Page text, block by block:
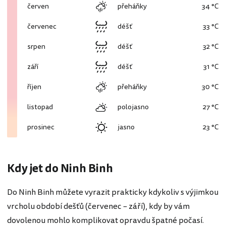
červen
přeháňky
34 °C
červenec
déšť
33 °C
srpen
déšť
32 °C
září
déšť
31 °C
říjen
přeháňky
30 °C
listopad
polojasno
27 °C
prosinec
jasno 23 °C
Kdy jet do Ninh Binh
Do Ninh Binh můžete vyrazit prakticky kdykoliv s výjimkou
vrcholu období dešťů (červenec – září), kdy by vám
dovolenou mohlo komplikovat opravdu špatné počasí.